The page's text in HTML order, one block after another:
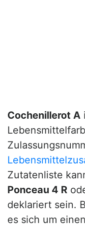
Cochenillerot A
Zutatenliste
Ponceau 4 R
deklariert sein.
es sich um